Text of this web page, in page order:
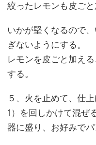
絞ったレモンも皮ごと
いかが堅くなるので
ぎないようにする。
レモンを皮ごと加え
する。
５、火を止めて、仕
1）を回しかけて混ぜる
器に盛り、お好みで